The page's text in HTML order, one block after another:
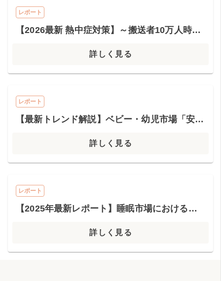
レポート
【2026最新 熱中症対策】～搬送者10万人時代～医師が勧める対策と最新トレンド
詳しく見る
レポート
【最新トレンド解説】ベビー・幼児市場「安心」と「ゆとり」を購入する現代の親たち
詳しく見る
レポート
【2025年最新レポート】睡眠市場における製品トレンドの変遷
詳しく見る